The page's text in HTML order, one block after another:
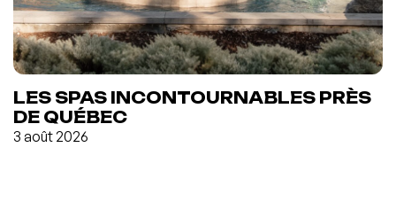
LES SPAS INCONTOURNABLES PRÈS
DE QUÉBEC
3 août 2026